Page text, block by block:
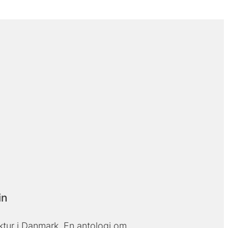
i Danmark. En antologi om